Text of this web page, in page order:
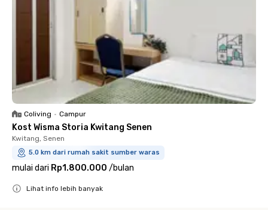
Coliving • Campur
Kost Wisma Storia Kwitang Senen
Kwitang, Senen
5.0 km dari rumah sakit sumber waras
mulai dari Rp1.800.000 /bulan
Lihat info lebih banyak